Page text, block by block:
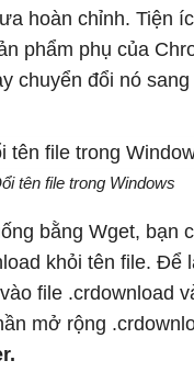
hoàn chỉnh. Tiện
phẩm phụ của
chuyển đổi nó
tên file trong Windows
bằng Wget, bạn
khỏi tên file. Để
file .crdownload
mở rộng